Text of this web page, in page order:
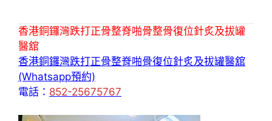
香港銅鑼灣跌打正骨整脊啪骨整骨復位針炙及拔罐
醫舘
香港銅鑼灣跌打正骨整脊啪骨復位針炙及拔罐醫舘
(Whatsapp預約)
電話： 852-25675767